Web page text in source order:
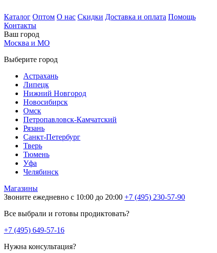
Каталог Оптом О нас Скидки Доставка и оплата Помощь
Контакты
Ваш город
Москва и МО
Выберите город
Астрахань
Липецк
Нижний Новгород
Новосибирск
Омск
Петропавловск-Камчатский
Рязань
Санкт-Петербург
Тверь
Тюмень
Уфа
Челябинск
Магазины
Звоните ежедневно с 10:00 до 20:00 +7 (495) 230-57-90
Все выбрали и готовы продиктовать?
+7 (495) 649-57-16
Нужна консультация?